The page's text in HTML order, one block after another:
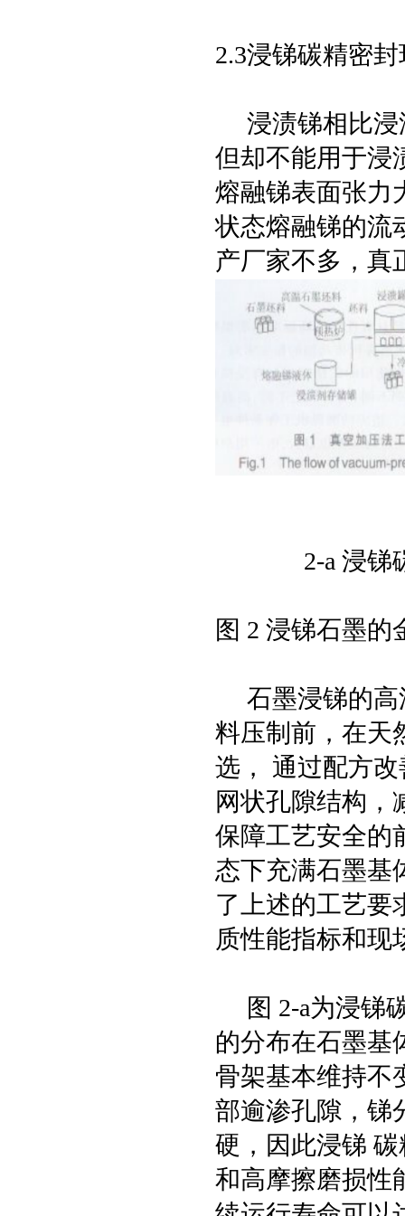
2.3浸锑碳精密
浸渍锑相比浸
但却不能用于浸
熔融锑表面张力
状态熔融锑的流
产厂家不多，
2-a 浸锑
图 2 浸锑石墨
石墨浸锑的高
料压制前，在天
选， 通过配方
网状孔隙结构，
保障工艺安全的
态下充满石墨基
了上述的工艺要
质性能指标和
图 2-a为浸锑
的分布在石墨基
骨架基本维持不
部逾渗孔隙，锑
硬，因此浸锑
和高摩擦磨损性